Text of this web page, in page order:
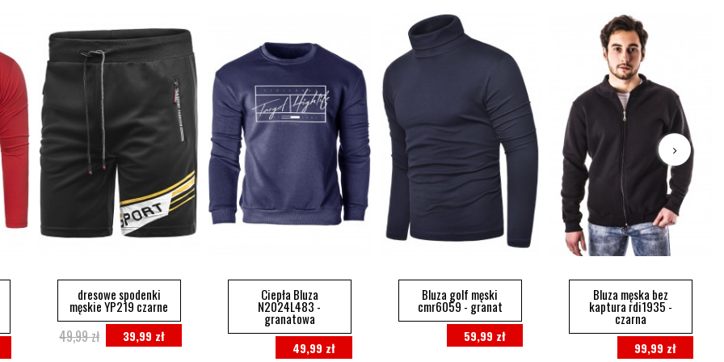
dresowe spodenki
męskie YP219 czarne
39,99 zł
49,99 zł
Ciepła Bluza
N2024L483 -
granatowa
49,99 zł
Bluza golf męski
cmr6059 - granat
59,99 zł
Bluza męska bez
kaptura rdi1935 -
czarna
99,99 zł